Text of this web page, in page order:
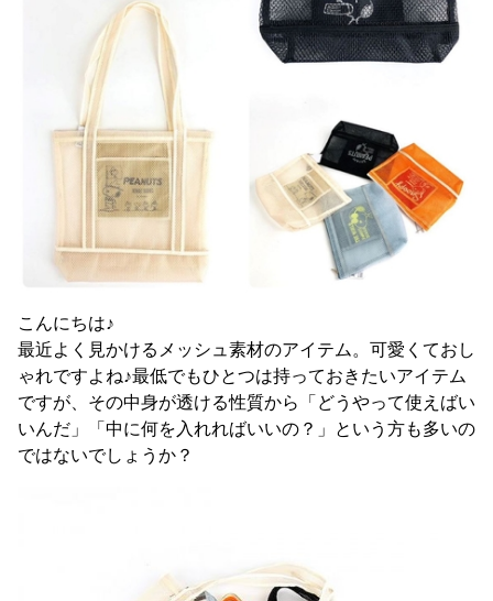
こんにちは♪
最近よく見かけるメッシュ素材のアイテム。可愛くておし
ゃれですよね♪最低でもひとつは持っておきたいアイテム
ですが、その中身が透ける性質から「どうやって使えばい
いんだ」「中に何を入れればいいの？」という方も多いの
ではないでしょうか？